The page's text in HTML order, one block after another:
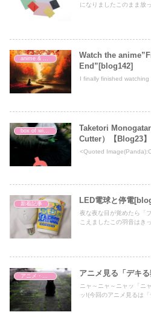
になりましたこのまま放
Watch the
End”[blog142]
I finally finished
box of wisdom
Taketori
Cutter）【Blog23】
<Quoted
新着記事 LED電球と停電
夜な夜な目が覚めたら「
こえましたこの羽音はき
アニメ・映画 アニメ見る「デキ
ニャ～ニャ～ニャッ「ニ
ッ!(今回のアニメ見るは「